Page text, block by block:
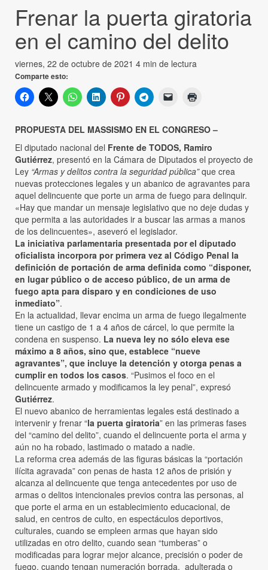
Frenar la puerta giratoria
en el camino del delito
viernes, 22 de octubre de 2021 4 min de lectura
Comparte esto:
PROPUESTA DEL MASSISMO EN EL CONGRESO –
El diputado nacional del Frente de TODOS, Ramiro
Gutiérrez, presentó en la Cámara de Diputados el proyecto de
Ley “Armas y delitos contra la seguridad pública”que crea
nuevas protecciones legales y un abanico de agravantes para
aquel delincuente que porte un arma de fuego para delinquir.
«Hay que mandar un mensaje legislativo que no deje dudas y
que permita a las autoridades ir a buscar las armas a manos
de los delincuentes», aseveró el legislador.
La iniciativa parlamentaria presentada por el diputado
oficialista incorpora por primera vez al Código Penal la
definición de portación de arma definida como “disponer,
en lugar público o de acceso público, de un arma de
fuego apta para disparo y en condiciones de uso
inmediato”.
En la actualidad, llevar encima un arma de fuego ilegalmente
tiene un castigo de 1 a 4 años de cárcel, lo que permite la
condena en suspenso. La nueva ley no sólo eleva ese
máximo a 8 años, sino que, establece “nueve
agravantes”, que incluye la detención y otorga penas a
cumplir en todos los casos. “Pusimos el foco en el
delincuente armado y modificamos la ley penal”, expresó
Gutiérrez.
El nuevo abanico de herramientas legales está destinado a
intervenir y frenar “la puerta giratoria” en las primeras fases
del “camino del delito”, cuando el delincuente porta el arma y
aún no ha robado, lastimado o matado a nadie.
La reforma crea además de las figuras básicas la “portación
ilícita agravada” con penas de hasta 12 años de prisión y
alcanza al delincuente que tenga antecedentes por uso de
armas o delitos intencionales previos contra las personas, al
que porte el arma en un establecimiento educacional, de
salud, en centros de culto, en espectáculos deportivos,
culturales, cuando se empleen armas que hayan sido
utilizadas en otro delito, cuando sean “tumberas” o
modificadas para lograr mejor alcance, precisión o poder de
fuego, cuando tengan numeración borrada, adulterada o